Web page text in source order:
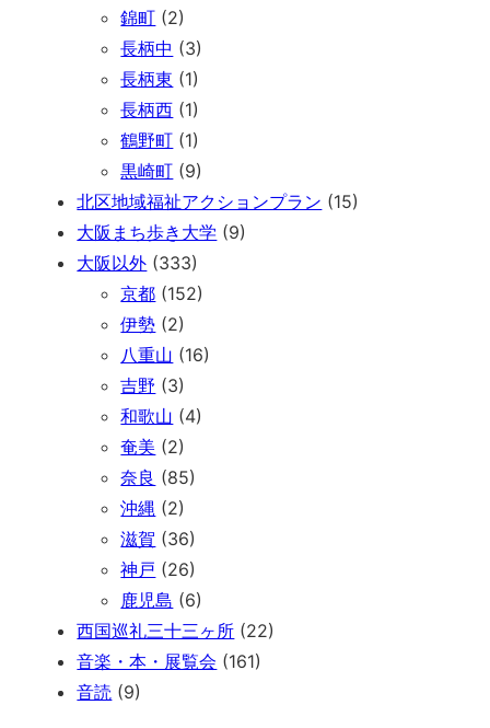
錦町 (2)
長柄中 (3)
長柄東 (1)
長柄西 (1)
鶴野町 (1)
黒崎町 (9)
北区地域福祉アクションプラン (15)
大阪まち歩き大学 (9)
大阪以外 (333)
京都 (152)
伊勢 (2)
八重山 (16)
吉野 (3)
和歌山 (4)
奄美 (2)
奈良 (85)
沖縄 (2)
滋賀 (36)
神戸 (26)
鹿児島 (6)
西国巡礼三十三ヶ所 (22)
音楽・本・展覧会 (161)
音読 (9)